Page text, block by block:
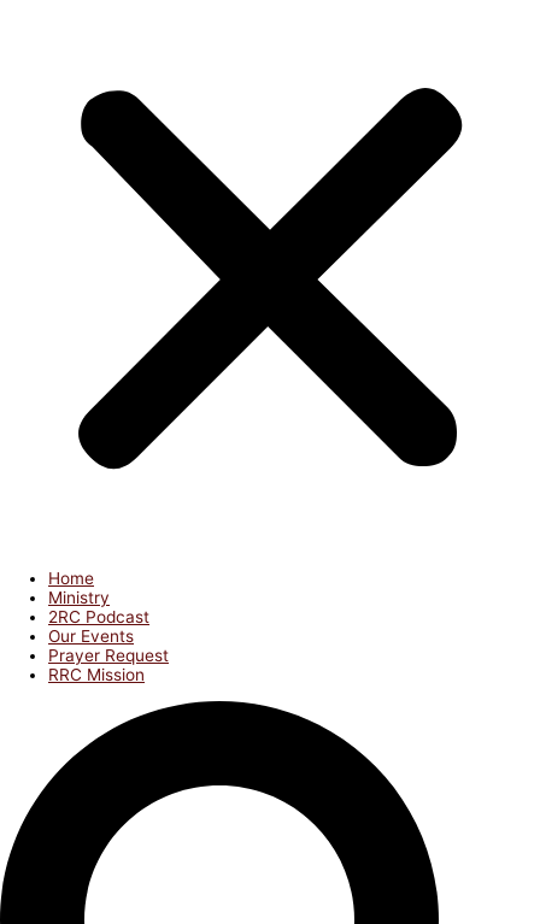
Home
Ministry
2RC Podcast
Our Events
Prayer Request
RRC Mission